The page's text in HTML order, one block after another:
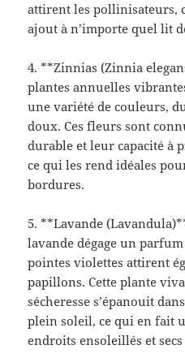
attirent les pollinisateurs,
ajout à n’importe quel lit
4. **Zinnias (Zinnia
plantes annuelles
une variété de couleurs,
doux. Ces fleurs sont
durable et leur capacité à
ce qui les rend idéales
bordures.
5. **Lavande
lavande dégage un
pointes violettes attirent
papillons. Cette plante
sécheresse s’épanouit
plein soleil, ce qui en fait
endroits ensoleillés et